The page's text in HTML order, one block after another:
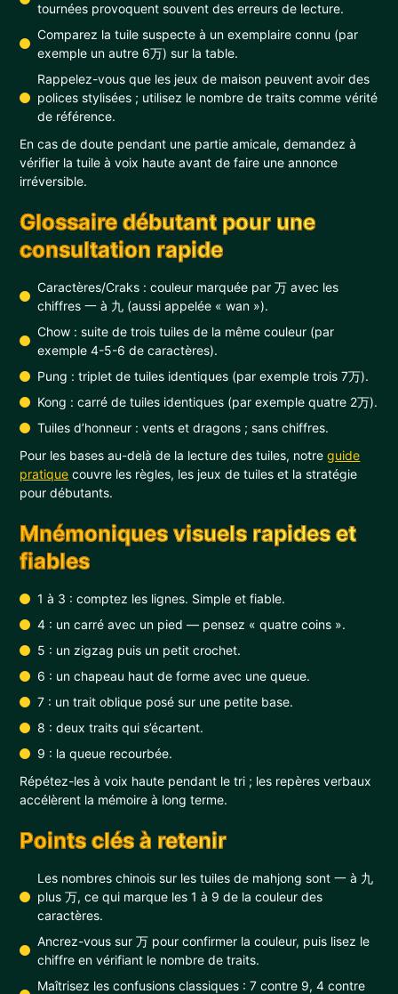
tournées provoquent souvent des erreurs de lecture.
Comparez la tuile suspecte à un exemplaire connu (par
exemple un autre 6万) sur la table.
Rappelez-vous que les jeux de maison peuvent avoir des
polices stylisées ; utilisez le nombre de traits comme vérité
de référence.
En cas de doute pendant une partie amicale, demandez à
vérifier la tuile à voix haute avant de faire une annonce
irréversible.
Glossaire débutant pour une
consultation rapide
Caractères/Craks : couleur marquée par 万 avec les
chiffres 一 à 九 (aussi appelée « wan »).
Chow : suite de trois tuiles de la même couleur (par
exemple 4-5-6 de caractères).
Pung : triplet de tuiles identiques (par exemple trois 7万).
Kong : carré de tuiles identiques (par exemple quatre 2万).
Tuiles d’honneur : vents et dragons ; sans chiffres.
Pour les bases au-delà de la lecture des tuiles, notreguide
pratique couvre les règles, les jeux de tuiles et la stratégie
pour débutants.
Mnémoniques visuels rapides et
fiables
1 à 3 : comptez les lignes. Simple et fiable.
4 : un carré avec un pied — pensez « quatre coins ».
5 : un zigzag puis un petit crochet.
6 : un chapeau haut de forme avec une queue.
7 : un trait oblique posé sur une petite base.
8 : deux traits qui s’écartent.
9 : la queue recourbée.
Répétez-les à voix haute pendant le tri ; les repères verbaux
accélèrent la mémoire à long terme.
Points clés à retenir
Les nombres chinois sur les tuiles de mahjong sont 一 à 九
plus 万, ce qui marque les 1 à 9 de la couleur des
caractères.
Ancrez-vous sur 万 pour confirmer la couleur, puis lisez le
chiffre en vérifiant le nombre de traits.
Maîtrisez les confusions classiques : 7 contre 9, 4 contre